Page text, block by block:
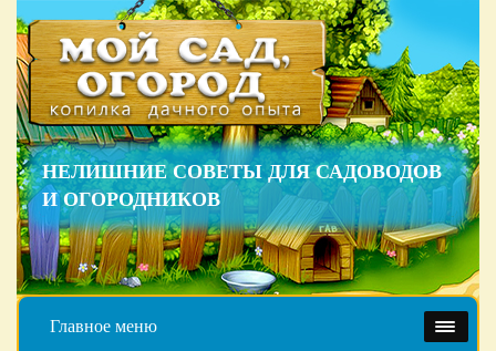
НЕЛИШНИЕ СОВЕТЫ ДЛЯ САДОВОДОВ
И ОГОРОДНИКОВ
Главное меню